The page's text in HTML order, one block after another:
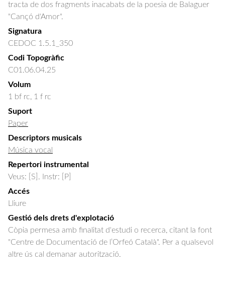
tracta de dos fragments inacabats de la poesia de Balaguer
"Cançó d'Amor".
Signatura
CEDOC 1.5.1_350
Codi Topogràfic
C01.06.04.25
Volum
1 bf rc, 1 f rc
Suport
Paper
Descriptors musicals
Música vocal
Repertori instrumental
Veus: [S]. Instr: [P]
Accés
Lliure
Gestió dels drets d'explotació
Còpia permesa amb finalitat d'estudi o recerca, citant la font
"Centre de Documentació de l’Orfeó Català". Per a qualsevol
altre ús cal demanar autorització.